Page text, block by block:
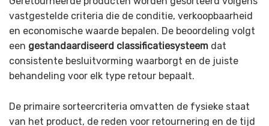
vastgestelde criteria die de conditie, verkoopbaarheid
en economische waarde bepalen. De beoordeling volgt
een gestandaardiseerd classificatiesysteem dat
consistente besluitvorming waarborgt en de juiste
behandeling voor elk type retour bepaalt.
De primaire sorteercriteria omvatten de fysieke staat
van het product, de reden voor retournering en de tijd